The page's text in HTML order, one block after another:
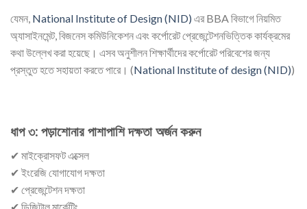
যেমন, National Institute of Design (NID) এর BBA বিভাগে নিয়মিত
অ্যাসাইনমেন্ট, বিজনেস কমিউনিকেশন এবং কর্পোরেট প্রেজেন্টেশনভিত্তিক কার্যক্রমের
কথা উল্লেখ করা হয়েছে। এসব অনুশীলন শিক্ষার্থীদের কর্পোরেট পরিবেশের জন্য
প্রস্তুত হতে সহায়তা করতে পারে। (National Institute of design (NID))
ধাপ ৩: পড়াশোনার পাশাপাশি দক্ষতা অর্জন করুন
✔ মাইক্রোসফট এক্সেল
✔ ইংরেজি যোগাযোগ দক্ষতা
✔ প্রেজেন্টেশন দক্ষতা